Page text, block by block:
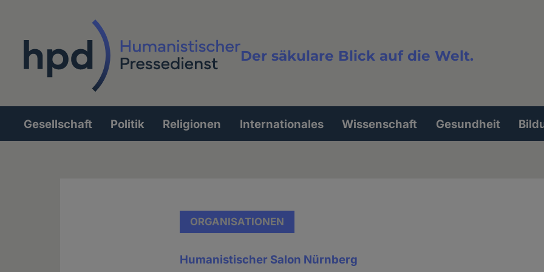
Der säkulare Blick auf die Welt.
Volltextsuche
Hauptnavigation
Gesellschaft Politik Religionen Internationales Wissenschaft Gesundheit
ORGANISATIONEN
Humanistischer Salon Nürnberg